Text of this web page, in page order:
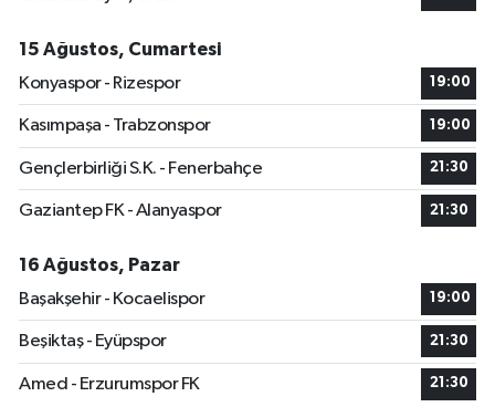
15 Ağustos, Cumartesi
Konyaspor - Rizespor
19:00
Kasımpaşa - Trabzonspor 19:00
Gençlerbirliği S.K. - Fenerbahçe 21:30
Gaziantep FK - Alanyaspor 21:30
16 Ağustos, Pazar
Başakşehir - Kocaelispor
19:00
Beşiktaş - Eyüpspor 21:30
Amed - Erzurumspor FK 21:30